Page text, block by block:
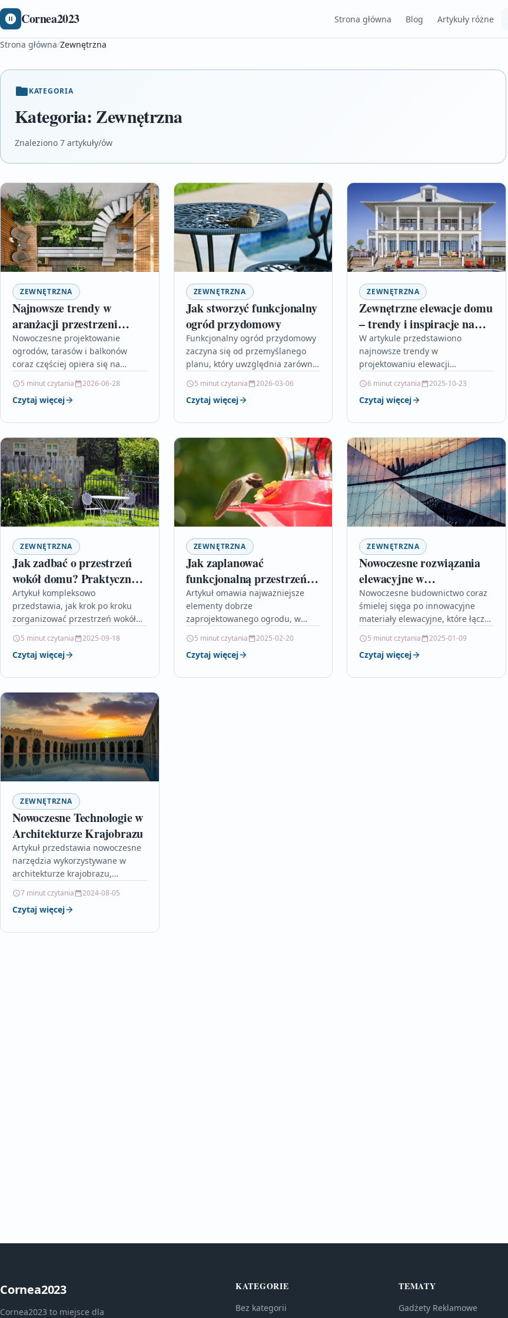
Cornea2023 Strona główna Blog Artykuły różne
Strona główna/Zewnętrzna
KATEGORIA
Kategoria: Zewnętrzna
Znaleziono 7 artykuły/ów
ZEWNĘTRZNA
Najnowsze trendy w
aranżacji przestrzeni
zewnętrznych
Nowoczesne projektowanie
ogrodów, tarasów i balkonów
coraz częściej opiera się na
ekologicznych materiałów, które
łączą trwałość, funkcjonalność
5 minut czytania 2026-06-28
Czytaj więcej
ZEWNĘTRZNA
Jak stworzyć funkcjonalny
ogród przydomowy
Funkcjonalny ogród przydomowy
zaczyna się od przemyślanego
planu, który uwzględnia zarówno
warunki lokalne. Artykuł prowadzi
czytelnika krok po kroku przez…
5 minut czytania 2026-03-06
Czytaj więcej
ZEWNĘTRZNA
Zewnętrzne elewacje domu
– trendy i inspiracje na
2024 rok
W artykule przedstawiono
najnowsze trendy w
projektowaniu elewacji
akcentując połączenie
nowoczesnej estetyki z
które…
6 minut czytania 2025-10-23
Czytaj więcej
ZEWNĘTRZNA
Jak zadbać o przestrzeń
wokół domu? Praktyczne
porady i rozwiązania
Artykuł kompleksowo
przedstawia, jak krok po kroku
zorganizować przestrzeń wokół
estetyczna, jak i funkcjonalna.
Dowiesz się z niego, jak
5 minut czytania 2025-09-18
Czytaj więcej
ZEWNĘTRZNA
Jak zaplanować
funkcjonalną przestrzeń
ogrodową
Artykuł omawia najważniejsze
elementy dobrze
zaprojektowanego ogrodu, w
funkcjonalnością. Czytelnik dowie
się, jak skutecznie podzielić
5 minut czytania 2025-02-20
Czytaj więcej
ZEWNĘTRZNA
Nowoczesne rozwiązania
elewacyjne w
architekturze współczesnej
Nowoczesne budownictwo coraz
śmielej sięga po innowacyjne
materiały elewacyjne, które łączą
wspierają ideę zrównoważonego
rozwoju. W artykule omówiono
5 minut czytania 2025-01-09
Czytaj więcej
ZEWNĘTRZNA
Nowoczesne Technologie w
Architekturze Krajobrazu
Artykuł przedstawia nowoczesne
narzędzia wykorzystywane w
architekturze krajobrazu,
innowacjach wspierających
projektowanie, planowanie i
7 minut czytania 2024-08-05
Czytaj więcej
Cornea2023
Cornea2023 to miejsce dla
KATEGORIE
Bez kategorii
TEMATY
Gadżety Reklamowe